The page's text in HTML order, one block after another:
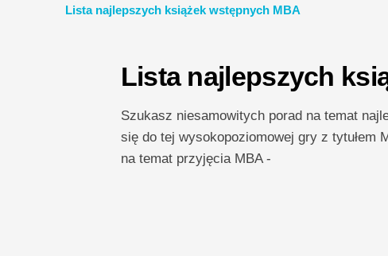
Lista najlepszych książek wstępnych MBA
Lista najlepszych
Szukasz niesamowitych porad na temat
się do tej wysokopoziomowej gry z tytułem
na temat przyjęcia MBA -